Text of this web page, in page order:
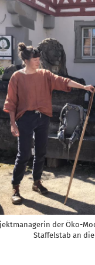
der Öko-
Staffelstab an